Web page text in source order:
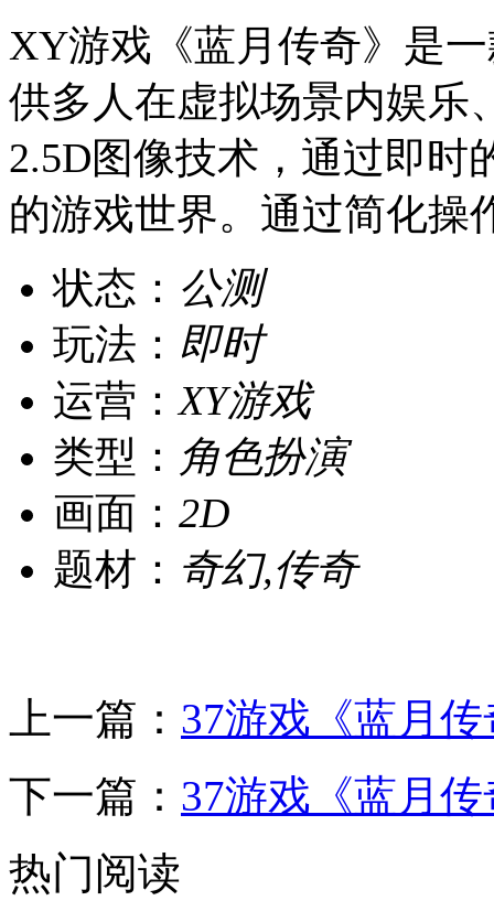
XY游戏《蓝月传奇》是
供多人在虚拟场景内娱乐
2.5D图像技术，通过即时
的游戏世界。通过简化操
状态： 公测
玩法： 即时
运营：XY游戏
类型： 角色扮演
画面： 2D
题材： 奇幻,传奇
上一篇： 37游戏《蓝月
下一篇： 37游戏《蓝月
热门阅读